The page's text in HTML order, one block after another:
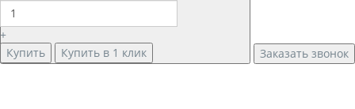
Заказать звонок
+
Купить
Купить в 1 клик